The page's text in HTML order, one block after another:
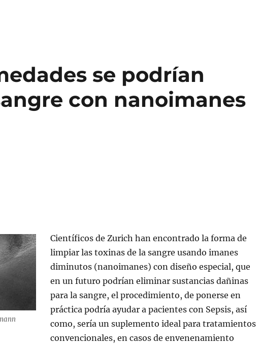
se podrían
con nanoimanes
Científicos de Zurich han encontrado la forma de
limpiar las toxinas de la sangre usando imanes
diminutos (nanoimanes) con diseño especial, que
en un futuro podrían eliminar sustancias dañinas
para la sangre, el procedimiento, de ponerse en
práctica podría ayudar a pacientes con Sepsis, así
como, sería un suplemento ideal para tratamientos
convencionales, en casos de envenenamiento